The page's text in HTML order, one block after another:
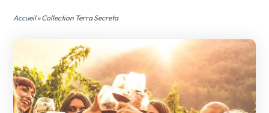
Accueil» Collection Terra Secreta